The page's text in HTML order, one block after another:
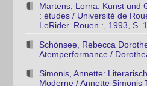
Martens, Lorna: Kunst und
: études / Université de
LeRider. Rouen :, 1993, S.
Schönsee, Rebecca
Atemperformance /
Simonis, Annette:
Moderne / Annette Simonis